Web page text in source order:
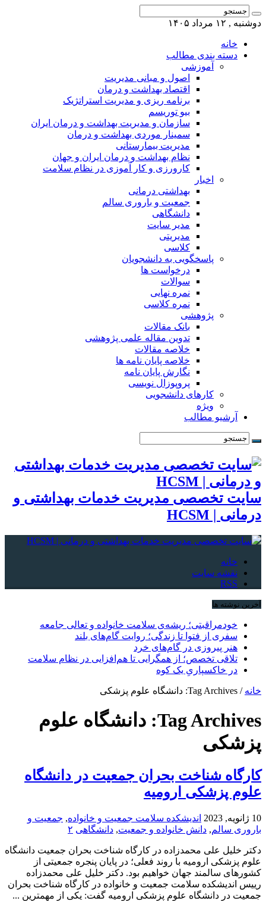
دوشنبه , ۱۲ مرداد ۱۴۰۵
خانه
دسته بندی مطالب
آموزشی
اصول و مبانی مدیریت
اقتصاد بهداشت و درمان
برنامه ریزی و مدیریت استراتژیک
بیو توریسم
سازمان و مدیریت بهداشت و درمان ایران
سمینار موردی بهداشت و درمان
مدیریت بیمارستانی
نظام بهداشت و درمان ایران و جهان
کارورزی و کار آموزی در نظام سلامت
اخبار
بهداشتی درمانی
جمعیت و باروری سالم
دانشگاهی
مدیر سایت
مدیریتی
کلاسی
پاسخگویی به دانشجویان
درخواست ها
سوالات
نمره نهایی
نمره کلاسی
پژوهشی
بانک مقالات
تدوین مقاله علمی پژوهشی
خلاصه مقالات
خلاصه پایان نامه ها
نگارش پایان نامه
پروپوزال نویسی
کارهای دانشجویی
ویژه
آرشیو مطالب
سایت تخصصی مدیریت خدمات بهداشتی و
درمانی | HCSM
خانه
نقشه سایت
RSS
آخرین نوشته ها
خودمراقبتی؛ ریشه‌ی سلامت خانواده و تعالی جامعه
سفری از فتوا تا زندگی؛ روایت گام‌های بلند
هنر پیروزی در گام‌های خرد
تلاقی تخصص؛ از همگرایی تا هم‌افزایی در نظام سلامت
در خاکسپاریِ یک کوه
خانه / Tag Archives: دانشگاه علوم پزشکی
Tag Archives: دانشگاه علوم
پزشکی
کارگاه شناخت بحران جمعیت در دانشگاه
علوم پزشکی ارومیه
10 ژانویه, 2023 اندیشکده سلامت جمعیت و خانواده, جمعیت و
باروری سالم, دانش خانواده و جمعیت, دانشگاهی ۲
دکتر خلیل علی محمدزاده در کارگاه شناخت بحران جمعیت دانشگاه
علوم پزشکی ارومیه با روند فعلی؛ در پایان پنجره جمعیتی از
کشورهای سالمند جهان خواهیم بود. دکتر خلیل علی محمدزاده
رییس اندیشکده سلامت جمعیت و خانواده در کارگاه شناخت بحران
جمعیت در دانشگاه علوم پزشکی ارومیه گفت: یکی از مهمترین ...